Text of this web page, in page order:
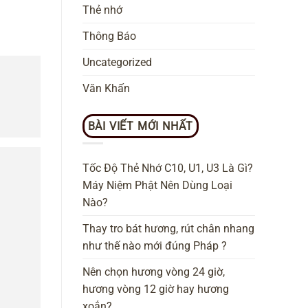
Thẻ nhớ
Thông Báo
Uncategorized
Văn Khấn
BÀI VIẾT MỚI NHẤT
Tốc Độ Thẻ Nhớ C10, U1, U3 Là Gì?
Máy Niệm Phật Nên Dùng Loại
Nào?
Thay tro bát hương, rút chân nhang
như thế nào mới đúng Pháp ?
Nên chọn hương vòng 24 giờ,
hương vòng 12 giờ hay hương